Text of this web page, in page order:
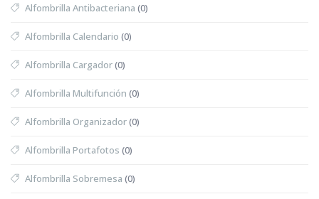
Alfombrilla Antibacteriana (0)
Alfombrilla Calendario (0)
Alfombrilla Cargador(0)
Alfombrilla Multifunción (0)
Alfombrilla Organizador(0)
Alfombrilla Portafotos (0)
Alfombrilla Sobremesa (0)